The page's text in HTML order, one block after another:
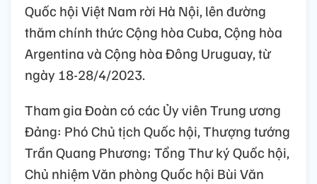
Quốc hội Việt Nam rời Hà Nội, lên đường
thăm chính thức Cộng hòa Cuba, Cộng hòa
Argentina và Cộng hòa Đông Uruguay, từ
ngày 18-28/4/2023.
Tham gia Đoàn có các Ủy viên Trung ương
Đảng: Phó Chủ tịch Quốc hội, Thượng tướng
Trần Quang Phương; Tổng Thư ký Quốc hội,
Chủ nhiệm Văn phòng Quốc hội Bùi Văn